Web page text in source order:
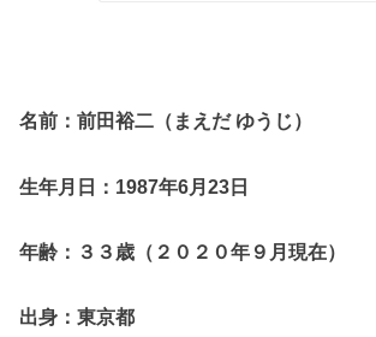
名前：前田裕二（まえだ ゆうじ）
生年月日： 1987年6月23日
年齢：３３歳（２０２０年９月現在）
出身：東京都